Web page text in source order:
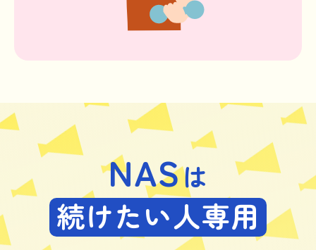
NASは
続けたい人専用